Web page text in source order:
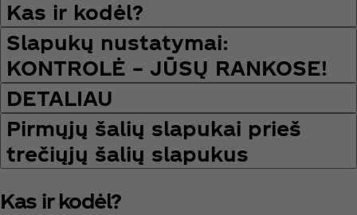
Kas ir kodėl?
Slapukų nustatymai:
KONTROLĖ – JŪSŲ RANKOSE!
DETALIAU
Pirmųjų šalių slapukai prieš
trečiųjų šalių slapukus
Kas ir kodėl?